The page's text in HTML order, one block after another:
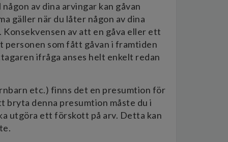
av dina arvingar kan gåvan
gäller när du låter någon av dina
av att en gåva eller ett
som fått gåvan i framtiden
ifråga anses helt enkelt redan
etc.) finns det en presumtion för
bryta denna presumtion måste du i
utgöra ett förskott på arv. Detta kan